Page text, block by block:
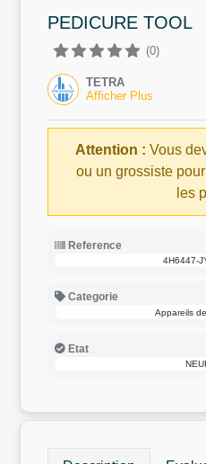
PEDICURE TOOL
(0)
TETRA
Afficher Plus
Attention : Vous
ou un grossiste
les
Reference
4H6447-
Categorie
Appareils
Etat